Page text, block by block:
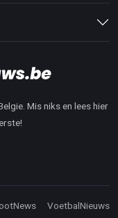
Mis niks en lees hier
VoetbalNieuws